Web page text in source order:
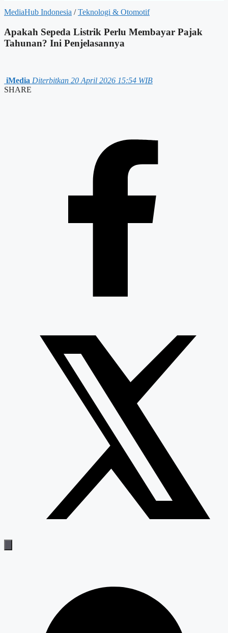
MediaHub Indonesia / Teknologi & Otomotif
Apakah Sepeda Listrik Perlu Membayar Pajak
Tahunan? Ini Penjelasannya
iMedia Diterbitkan 20 April 2026 15:54 WIB
SHARE